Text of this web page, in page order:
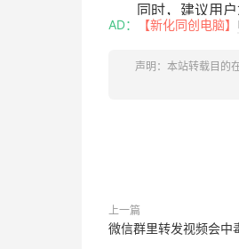
同时，建议用
消费者去做一些操
AD： 【新化同创电脑】
声明：本站转载目的
上一篇
微信群里转发视频会中